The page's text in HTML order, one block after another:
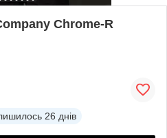
Chrome-R
26 днів